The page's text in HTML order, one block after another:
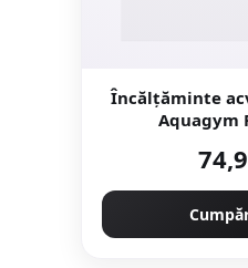
Încălțăminte
Aquagym